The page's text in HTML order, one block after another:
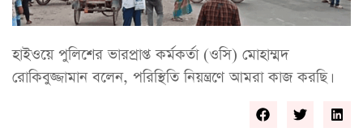
হাইওয়ে পুলিশের ভারপ্রাপ্ত কর্মকর্তা (ওসি) মোহাম্মদ
রোকিবুজ্জামান বলেন, পরিস্থিতি নিয়ন্ত্রণে আমরা কাজ করছি।